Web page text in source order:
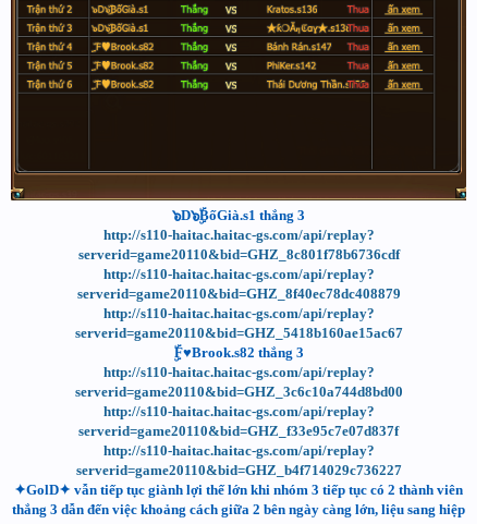
๖D๖ۣۜBốGià.s1 thắng 3
http://s110-haitac.haitac-gs.com/api/replay?
serverid=game20110&bid=GHZ_8c801f78b6736cdf
http://s110-haitac.haitac-gs.com/api/replay?
serverid=game20110&bid=GHZ_8f40ec78dc408879
http://s110-haitac.haitac-gs.com/api/replay?
serverid=game20110&bid=GHZ_5418b160ae15ac67
ۣۜF♥Brook.s82 thắng 3
http://s110-haitac.haitac-gs.com/api/replay?
serverid=game20110&bid=GHZ_3c6c10a744d8bd00
http://s110-haitac.haitac-gs.com/api/replay?
serverid=game20110&bid=GHZ_f33e95c7e07d837f
http://s110-haitac.haitac-gs.com/api/replay?
serverid=game20110&bid=GHZ_b4f714029c736227
✦GolD✦ vẫn tiếp tục giành lợi thế lớn khi nhóm 3 tiếp tục có 2 thành viên
thắng 3 dẫn đến việc khoảng cách giữa 2 bên ngày càng lớn, liệu sang hiệp